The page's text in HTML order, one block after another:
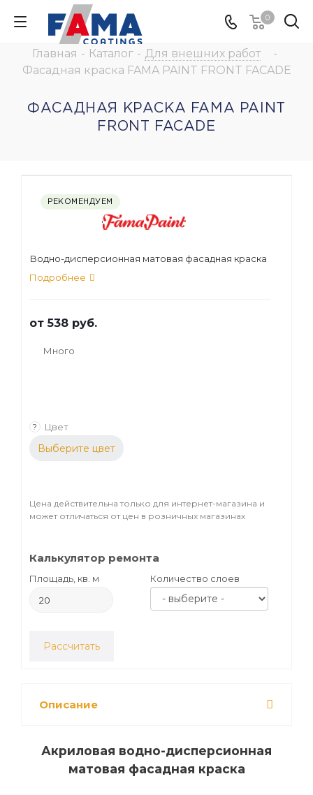
0
Главная - Каталог - Для внешних работ
-
Фасадная краска FAMA PAINT FRONT FACADE
ФАСАДНАЯ КРАСКА FAMA PAINT
FRONT FACADE
РЕКОМЕНДУЕМ
Водно-дисперсионная матовая фасадная краска
Подробнее
от538 руб.
Много
? Цвет
Выберите цвет
Цена действительна только для интернет-магазина и
может отличаться от цен в розничных магазинах
Калькулятор ремонта
Площадь, кв. м Количество слоев
Рассчитать
Описание
Акриловая водно-дисперсионная
матовая фасадная краска